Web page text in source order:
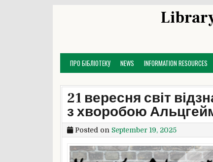
ПРО БІБЛІОТЕКУ NEWS INFORMATION RESOURCES
21 вересня світ
з хворобою
Posted on September 19, 2025